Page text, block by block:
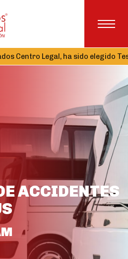
ha sido elegido Tesorero de
ACCIDENTES